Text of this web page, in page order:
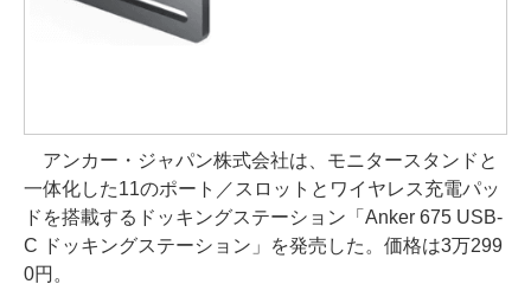
アンカー・ジャパン株式会社は、モニタースタンドと
一体化した11のポート／スロットとワイヤレス充電パッ
ドを搭載するドッキングステーション「Anker 675 USB-
C ドッキングステーション」を発売した。価格は3万299
0円。